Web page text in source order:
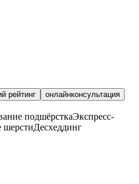
рейтинг онлайнконсультация
подшёрсткаЭкспресс-
шерстиДесхеддинг